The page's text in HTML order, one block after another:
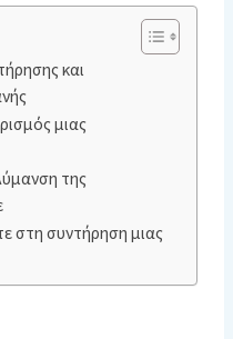
και
μιας
της
στη συντήρηση μιας